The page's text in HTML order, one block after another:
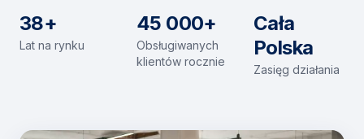
38+
Lat na rynku
45 000+
Obsługiwanych
klientów rocznie
Cała
Polska
Zasięg działania